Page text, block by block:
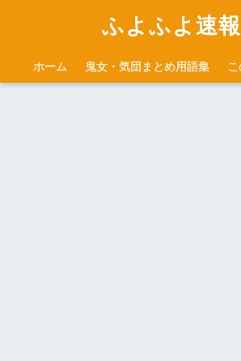
ふよふよ速報
ホーム 鬼女・気団まとめ用語集